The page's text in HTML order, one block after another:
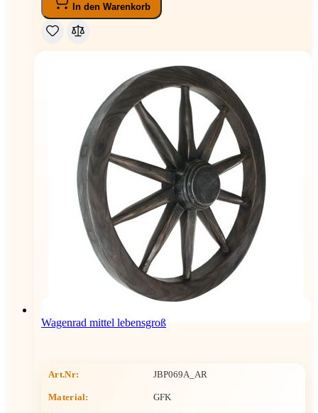
In den Warenkorb
Wagenrad mittel lebensgroß
Art.Nr: JBP069A_AR
Material: GFK